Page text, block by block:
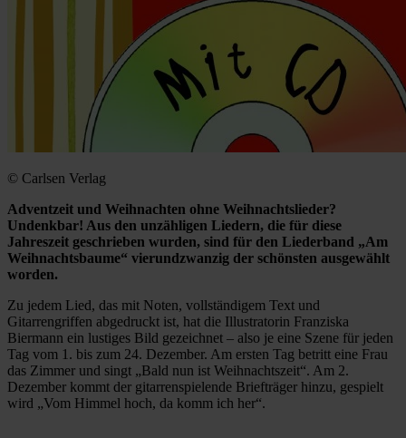
© Carlsen Verlag
Adventzeit und Weihnachten ohne Weihnachtslieder?
Undenkbar! Aus den unzähligen Liedern, die für diese
Jahreszeit geschrieben wurden, sind für den Liederband „Am
Weihnachtsbaume“ vierundzwanzig der schönsten ausgewählt
worden.
Zu jedem Lied, das mit Noten, vollständigem Text und
Gitarrengriffen abgedruckt ist, hat die Illustratorin Franziska
Biermann ein lustiges Bild gezeichnet – also je eine Szene für jeden
Tag vom 1. bis zum 24. Dezember. Am ersten Tag betritt eine Frau
das Zimmer und singt „Bald nun ist Weihnachtszeit“. Am 2.
Dezember kommt der gitarrenspielende Briefträger hinzu, gespielt
wird „Vom Himmel hoch, da komm ich her“.